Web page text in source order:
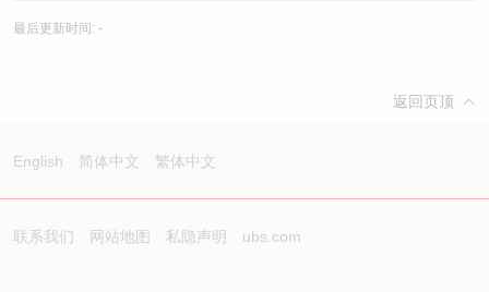
最后更新时间: -
返回页顶
English 简体中文 繁体中文
联系我们 网站地图 私隐声明 ubs.com